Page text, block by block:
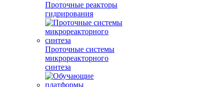
Проточные реакторы
гидрирования
Проточные системы
микрореакторного
синтеза